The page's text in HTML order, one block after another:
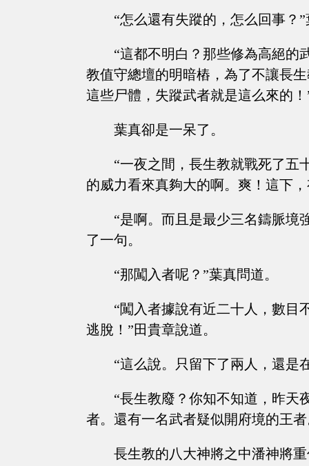
“怎么還有失蹤的，怎么回事？
“這都不明白？那些修為高絕的
教值守總壇的明暗樁，為了不讓長
這些尸體，失蹤武者就是這么來的
葉真卻是一呆了。
“一夜之間，長生教就戰死了五
的威力看來真夠大的啊。爽！這下
“是啊。而且是最少三名鑄脈境
了一句。
“那闖入者呢？”葉真問道。
“闖入者據說有近二十人，數目
逃脫！”田貴章說道。
“這么說。只留下了兩人，還是
“長生教廢？你知不知道，昨天
者。還有一名武者疑似開府境的王
長生教的八大神將之中潘神將